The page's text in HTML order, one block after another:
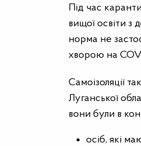
Під час
вищої освіти
норма не
хворою на
Самоізоляції
Луганської
вони були в
осіб, які